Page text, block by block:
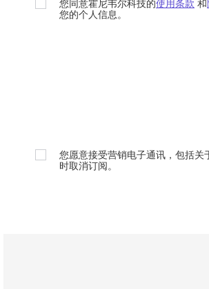
您同意霍尼韦尔科技的使用条款 和
您的个人信息。
您愿意接受营销电子通讯，包括
时取消订阅。